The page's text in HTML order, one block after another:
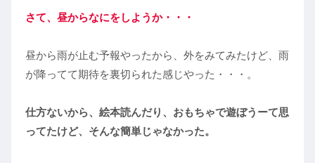
さて、昼からなにをしようか・・・
昼から雨が止む予報やったから、外をみてみたけど、雨
が降ってて期待を裏切られた感じやった・・・。
仕方ないから、絵本読んだり、おもちゃで遊ぼうーて思
ってたけど、そんな簡単じゃなかった。